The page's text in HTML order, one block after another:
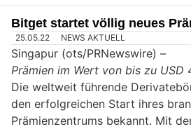
Bitget startet völlig neues
25.05.22 NEWS AKTUELL
Singapur (ots/PRNewswire) –
Prämien im Wert von bis zu USD
Die weltweit führende
den erfolgreichen Start ihres
Prämienzentrums bekannt. Mit